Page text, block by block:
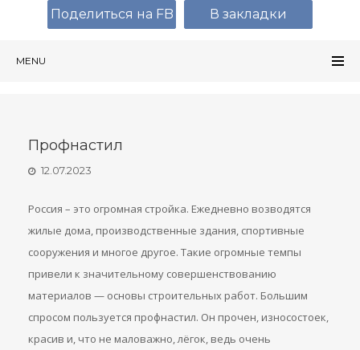
MENU
Профнастил
12.07.2023
Россия – это огромная стройка. Ежедневно возводятся
жилые дома, производственные здания, спортивные
сооружения и многое другое. Такие огромные темпы
привели к значительному совершенствованию
материалов — основы строительных работ. Большим
спросом пользуется профнастил. Он прочен, износостоек,
красив и, что не маловажно, лёгок, ведь очень
Поделиться на FB В закладки